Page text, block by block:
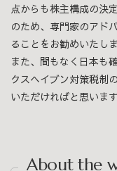
点からも株主構成の決
のため、専門家のアド
ることをお勧めいたしま
また、間もなく日本も
クスヘイブン対策税制
いただければと思います
About the